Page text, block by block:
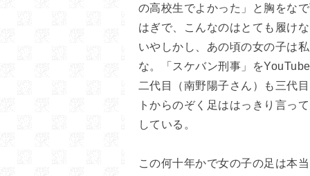
の高校生でよかった」と胸をな
はぎで、こんなのはとても履け
いやしかし、あの頃の女の子は
な。「スケバン刑事」を
二代目（南野陽子さん）も三代
トからのぞく足ははっきり言っ
している。
この何十年かで女の子の足は本